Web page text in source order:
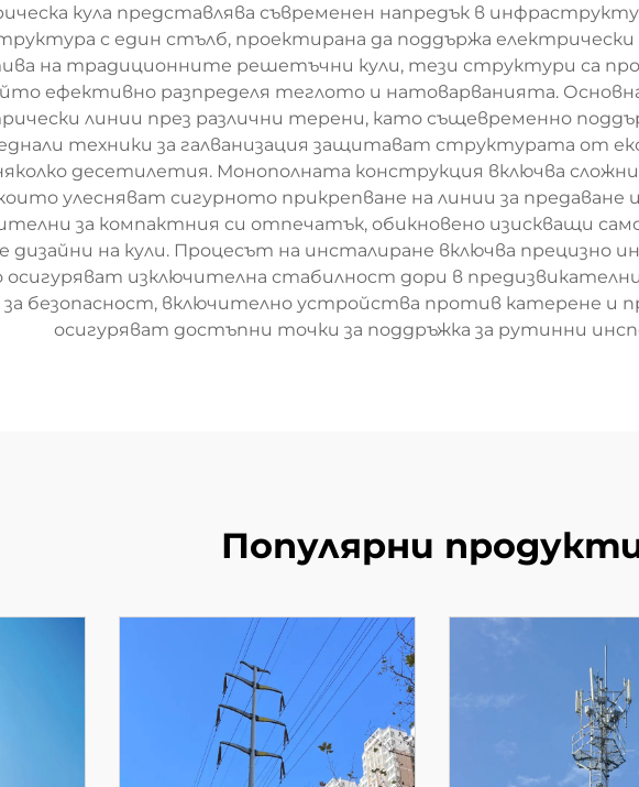
кула представлява съвременен напредък в
с един стълб, проектирана да поддържа
на традиционните решетъчни кули, тези структури са
ефективно разпределя теглото и натоварванията.
линии през различни терени, като същевременно
техники за галванизация защитават структурата от
десетилетия. Монополната конструкция включва
улесняват сигурното прикрепване на линии за предаване и
за компактния си отпечатък, обикновено изискващи
дизайни на кули. Процесът на инсталиране включва прецизно
изключителна стабилност дори в
безопасност, включително устройства против катерене и
осигуряват достъпни точки за поддръжка за рутинни
Популярни